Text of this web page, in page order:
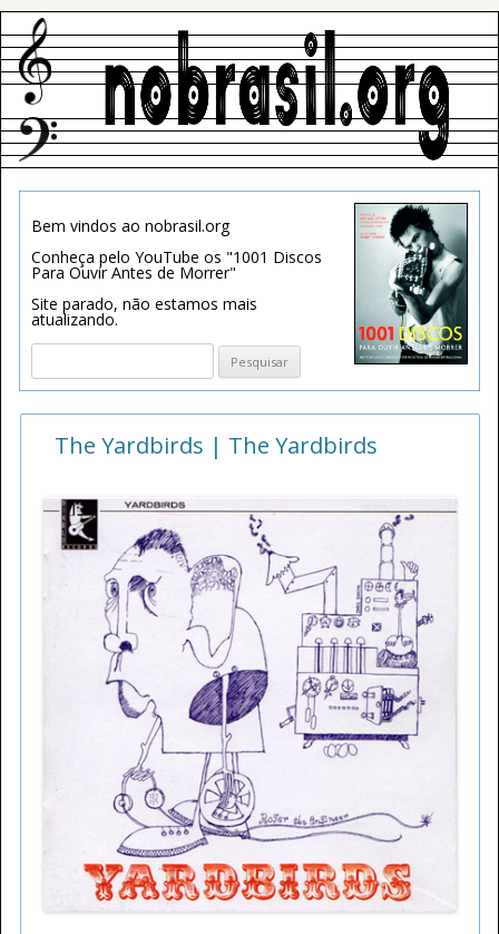
Bem vindos ao nobrasil.org
Conheça pelo YouTube os "1001 Discos
Para Ouvir Antes de Morrer"
Site parado, não estamos mais
atualizando.
Pesquisar
The Yardbirds | The Yardbirds